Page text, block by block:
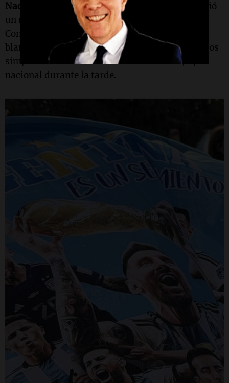
Nacional a la Bandera, enRosario
, donde se vivió
un nuevo capítulo de los tradicionales festejos.
Con banderas argentinas, camisetas celestes y
blancas, bombos y algunos fuegos artificiales, los
simpatizantes celebraron el triunfo del equipo
nacional durante la tarde.